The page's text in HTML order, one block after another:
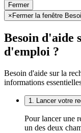
Fermer
× Fermer la fenêtre
Besoin d'aide
d'emploi ?
Besoin d'aide sur la
informations
1. Lancer votre
Pour lancer une
un des deux